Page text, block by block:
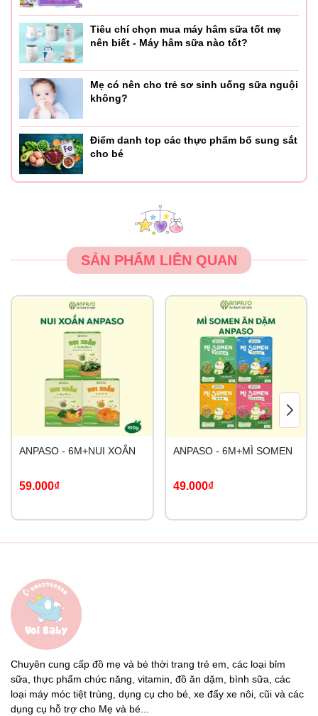
Tiêu chí chọn mua máy hâm sữa tốt mẹ
nên biết - Máy hâm sữa nào tốt?
Mẹ có nên cho trẻ sơ sinh uống sữa nguội
không?
Điểm danh top các thực phẩm bổ sung sắt
cho bé
SẢN PHẨM LIÊN QUAN
ANPASO - 6M+NUI XOẮN
59.000₫
ANPASO - 6M+MÌ SOMEN
49.000₫
Chuyên cung cấp đồ mẹ và bé thời trang trẻ em, các loại bỉm
sữa, thực phẩm chức năng, vitamin, đồ ăn dặm, bình sữa, các
loại máy móc tiệt trùng, dụng cụ cho bé, xe đẩy xe nôi, cũi và các
dụng cụ hỗ trợ cho Mẹ và bé...